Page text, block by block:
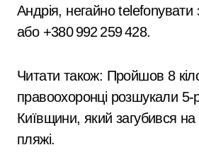
Андрія, негайно
або +380 992 259 428.
Читати також: Пройшов 8
правоохоронці розшукали 5-
Київщини, який загубився
пляжі.